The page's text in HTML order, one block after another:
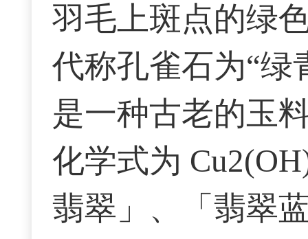
羽毛上斑点的绿
代称孔雀石为“绿
是一种古老的玉
化学式为
翡翠」、「翡翠